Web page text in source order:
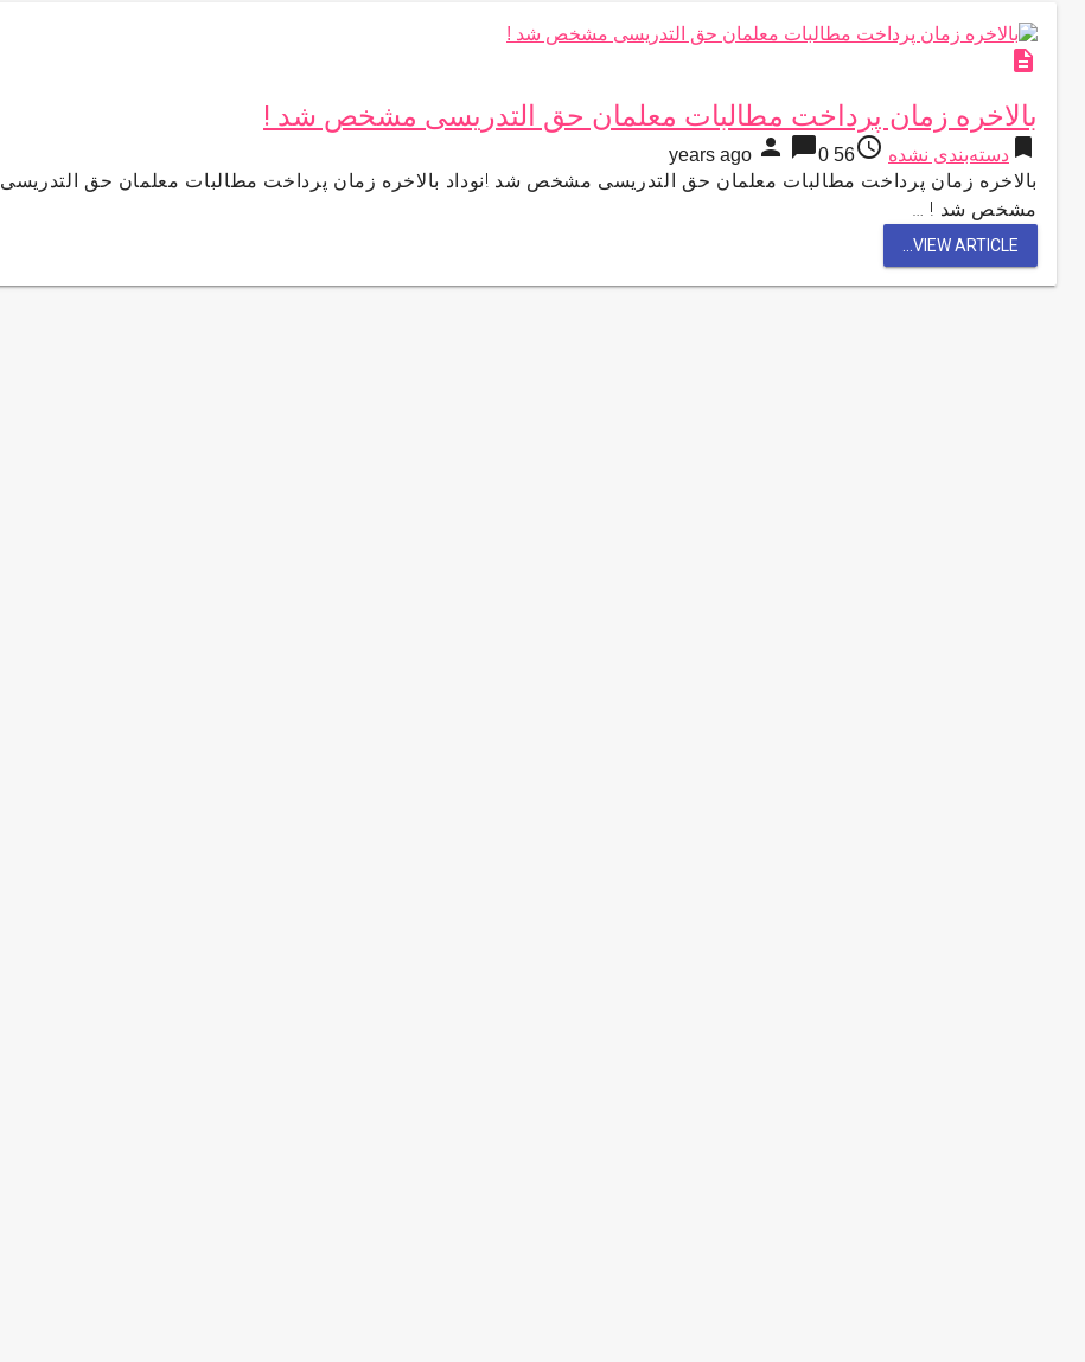
description
بالاخره زمان پرداخت مطالبات معلمان حق التدریسی مشخص شد !
bookmark دسته‌بندی نشده access_time
56 years ago
person chat_bubble0
بالاخره زمان پرداخت مطالبات معلمان حق التدریسی مشخص شد !نوداد بالاخره زمان پرداخت مطالبات معلمان حق التدریسی
مشخص شد ! …
VIEW ARTICLE...